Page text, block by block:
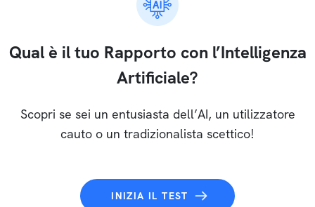
Qual è il tuo Rapporto con l’Intelligenza
Artificiale?
Scopri se sei un entusiasta dell’AI, un utilizzatore
cauto o un tradizionalista scettico!
INIZIA IL TEST